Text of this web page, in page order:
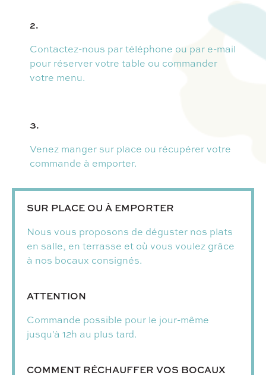
2.
Contactez-nous par téléphone ou par e-mail
pour réserver votre table ou commander
votre menu.
3.
Venez manger sur place ou récupérer votre
commande à emporter.
SUR PLACE OU À EMPORTER
Nous vous proposons de déguster nos plats
en salle, en terrasse et où vous voulez grâce
à nos bocaux consignés.
ATTENTION
Commande possible pour le jour-même
jusqu'à 12h au plus tard.
COMMENT RÉCHAUFFER VOS BOCAUX